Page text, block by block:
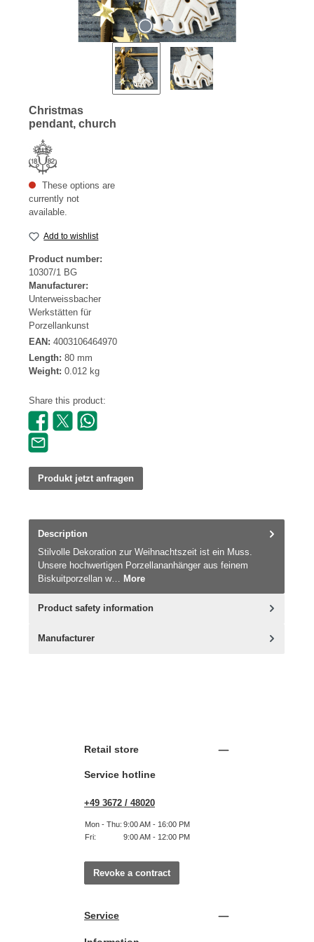
Christmas
pendant, church
These options are
currently not
available.
Add to wishlist
Product number:
10307/1 BG
Manufacturer:
Unterweissbacher
Werkstätten für
Porzellankunst
EAN: 4003106464970
Length: 80 mm
Weight: 0.012 kg
Share this product:
Produkt jetzt anfragen
Description
Stilvolle Dekoration zur Weihnachtszeit ist ein Muss.
Unsere hochwertigen Porzellananhänger aus feinem
Biskuitporzellan w… More
Product safety information
Manufacturer
Retail store
Service hotline
+49 3672 / 48020
Mon - Thu: 9:00 AM - 16:00 PM
Fri:
9:00 AM - 12:00 PM
Revoke a contract
Service